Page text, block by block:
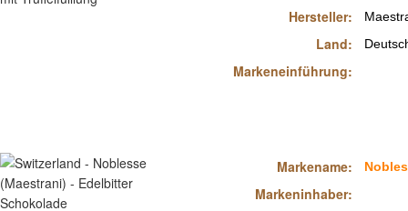
Hersteller:
Land:
Markeneinführung:
Markename:
Markeninhaber: